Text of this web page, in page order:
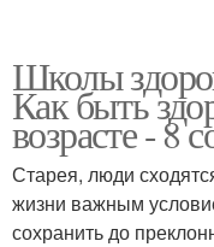
Школы
Как быть
возрасте - 8
Старея, люди
жизни важным
сохранить до